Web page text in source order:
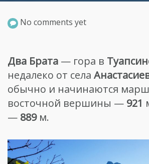
No comments yet
Два Брата — гора в
недалеко от села
обычно и начинаются
восточной вершины — 921
— 889м.